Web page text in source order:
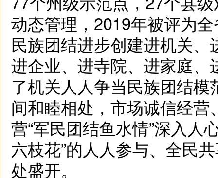
动态管理，2019年被评为
民族团结进步创建进机关
进企业、进寺院、进家庭
了机关人人争当民族团结
间和睦相处，市场诚信经
营“军民团结鱼水情”深入人
六枝花”的人人参与、全民
处盛开。